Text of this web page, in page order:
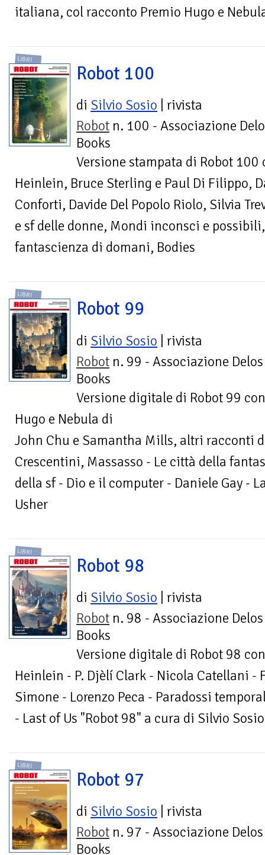
italiana, col racconto Premio Hugo e
LIBRI
Robot 100
di Silvio Sosio | rivista
Robot n. 100 - Associazione
Books
Versione stampata di Robot
Heinlein, Bruce Sterling e Paul Di Filippo,
Conforti, Davide Del Popolo Riolo, Silvia
e sf delle donne, Mondi inconsci e
fantascienza di domani, Bodies
LIBRI
Robot 99
di Silvio Sosio | rivista
Robot n. 99 - Associazione Delos
Books
Versione digitale di Robot 99
Hugo e Nebula di
John Chu e Samantha Mills, altri racconti
Crescentini, Massasso - Le città della
della sf - Dio e il computer - Daniele Gay -
Usher
LIBRI
Robot 98
di Silvio Sosio | rivista
Robot n. 98 - Associazione Delos
Books
Versione digitale di Robot 98
Heinlein - P. Djèlí Clark - Nicola Catellani -
Simone - Lorenzo Peca - Paradossi
- Last of Us "Robot 98" a cura di Silvio Sosio
LIBRI
Robot 97
di Silvio Sosio | rivista
Robot n. 97 - Associazione Delos
Books